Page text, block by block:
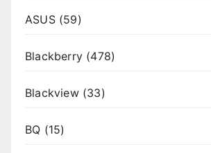
ASUS(59)
Blackberry (478)
Blackview(33)
BQ (15)